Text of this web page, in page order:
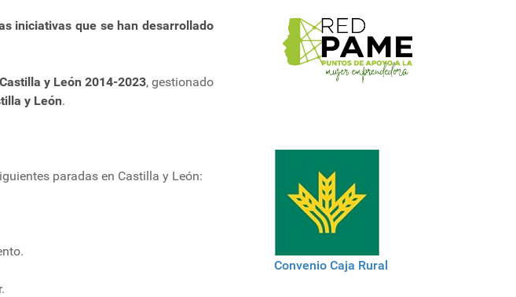
iniciativas que se han desarrollado
y León 2014-2023, gestionado
y León.
paradas en Castilla y León:
Convenio Caja Rural